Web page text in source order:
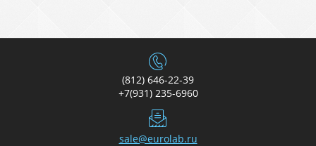
(812) 646-22-39
+7(931) 235-6960
sale@eurolab.ru